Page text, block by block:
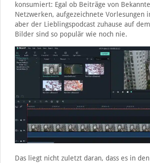
konsumiert: Egal ob Beiträge von
Netzwerken, aufgezeichnete Vorlesungen
aber der Lieblingspodcast zuhause auf
Bilder sind so populär wie noch nie.
Das liegt nicht zuletzt daran, dass es in